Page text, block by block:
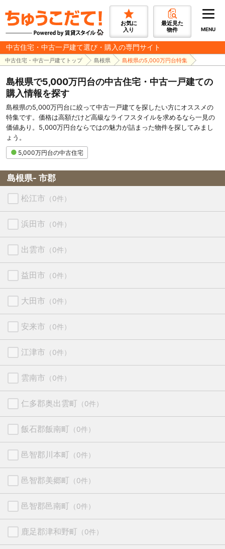
お気に
入り
最近見た
物件
MENU
中古住宅・中古一戸建て選び・購入の専門サイト
中古住宅・中古一戸建てトップ 島根県 島根県の5,000万円台特集
島根県で5,000万円台の中古住宅・中古一戸建ての
購入情報を探す
島根県の5,000万円台に絞って中古一戸建てを探したい方にオススメの
特集です。価格は高額だけど高級なライフスタイルを求めるなら一見の
価値あり。5,000万円台ならではの魅力が詰まった物件を探してみまし
ょう。
5,000万円台の中古住宅
島根県- 市郡
松江市 （0件）
浜田市 （0件）
出雲市 （0件）
益田市 （0件）
大田市 （0件）
安来市 （0件）
江津市 （0件）
雲南市 （0件）
仁多郡奥出雲町 （0件）
飯石郡飯南町 （0件）
邑智郡川本町 （0件）
邑智郡美郷町 （0件）
邑智郡邑南町 （0件）
鹿足郡津和野町 （0件）